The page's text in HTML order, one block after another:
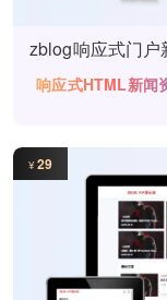
zblog响应式门
响应式HTML新闻
¥29